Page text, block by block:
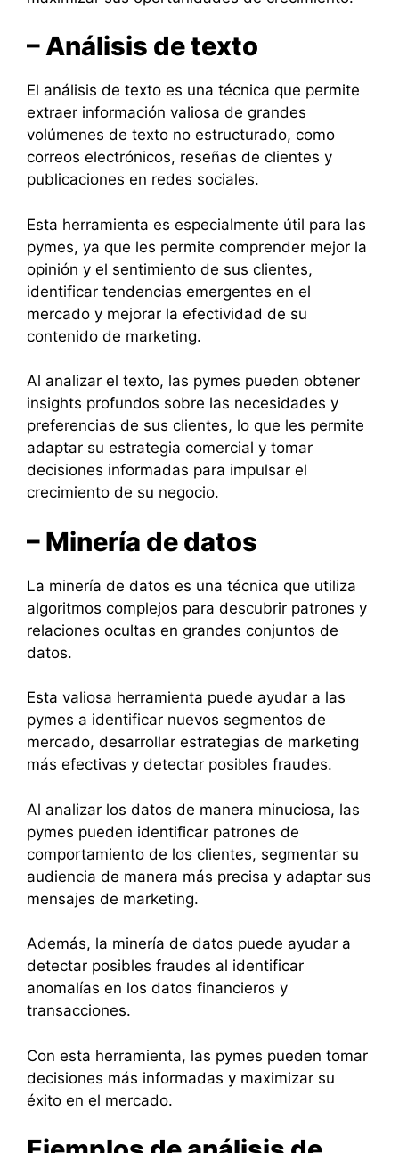
– Análisis de texto
El análisis de texto es una técnica que permite
extraer información valiosa de grandes
volúmenes de texto no estructurado, como
correos electrónicos, reseñas de clientes y
publicaciones en redes sociales.
Esta herramienta es especialmente útil para las
pymes, ya que les permite comprender mejor la
opinión y el sentimiento de sus clientes,
identificar tendencias emergentes en el
mercado y mejorar la efectividad de su
contenido de marketing.
Al analizar el texto, las pymes pueden obtener
insights profundos sobre las necesidades y
preferencias de sus clientes, lo que les permite
adaptar su estrategia comercial y tomar
decisiones informadas para impulsar el
crecimiento de su negocio.
– Minería de datos
La minería de datos es una técnica que utiliza
algoritmos complejos para descubrir patrones y
relaciones ocultas en grandes conjuntos de
datos.
Esta valiosa herramienta puede ayudar a las
pymes a identificar nuevos segmentos de
mercado, desarrollar estrategias de marketing
más efectivas y detectar posibles fraudes.
Al analizar los datos de manera minuciosa, las
pymes pueden identificar patrones de
comportamiento de los clientes, segmentar su
audiencia de manera más precisa y adaptar sus
mensajes de marketing.
Además, la minería de datos puede ayudar a
detectar posibles fraudes al identificar
anomalías en los datos financieros y
transacciones.
Con esta herramienta, las pymes pueden tomar
decisiones más informadas y maximizar su
éxito en el mercado.